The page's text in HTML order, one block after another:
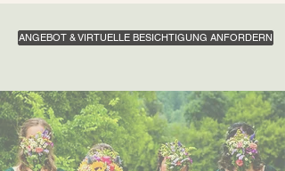
ANGEBOT & VIRTUELLE BESICHTIGUNG ANFORDERN